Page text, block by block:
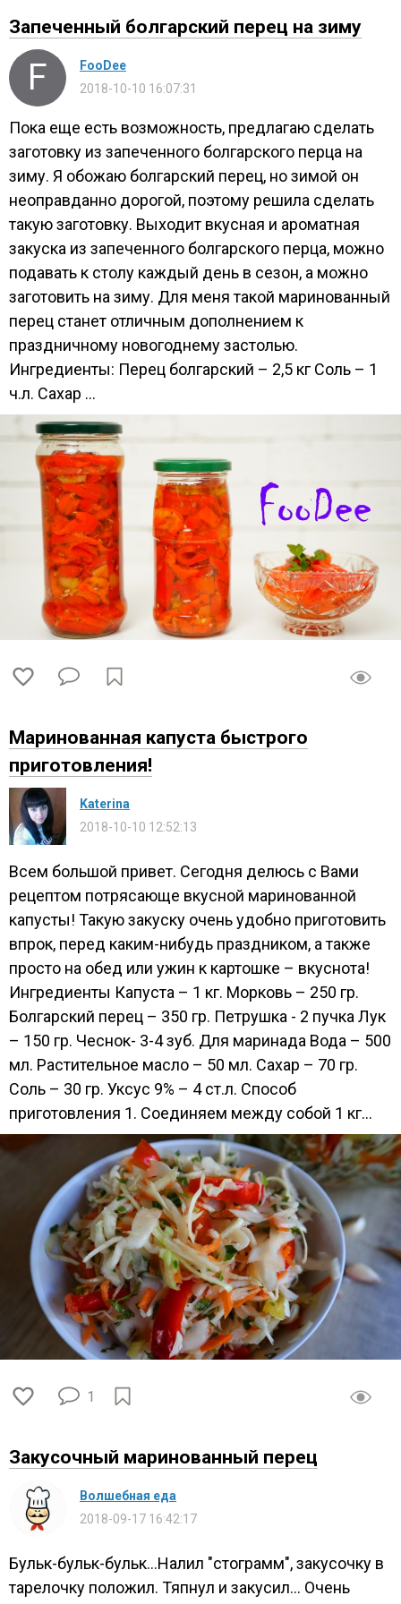
Запеченный болгарский перец на зиму
FooDee
2018-10-10 16:07:31
Пока еще есть возможность, предлагаю сделать
заготовку из запеченного болгарского перца на
зиму. Я обожаю болгарский перец, но зимой он
неоправданно дорогой, поэтому решила сделать
такую заготовку. Выходит вкусная и ароматная
закуска из запеченного болгарского перца, можно
подавать к столу каждый день в сезон, а можно
заготовить на зиму. Для меня такой маринованный
перец станет отличным дополнением к
праздничному новогоднему застолью.
Ингредиенты: Перец болгарский – 2,5 кг Соль – 1
ч.л. Сахар ...
Маринованная капуста быстрого
приготовления!
Katerina
2018-10-10 12:52:13
Всем большой привет. Сегодня делюсь с Вами
рецептом потрясающе вкусной маринованной
капусты! Такую закуску очень удобно приготовить
впрок, перед каким-нибудь праздником, а также
просто на обед или ужин к картошке – вкуснота!
Ингредиенты Капуста – 1 кг. Морковь – 250 гр.
Болгарский перец – 350 гр. Петрушка - 2 пучка Лук
– 150 гр. Чеснок- 3-4 зуб. Для маринада Вода – 500
мл. Растительное масло – 50 мл. Сахар – 70 гр.
Соль – 30 гр. Уксус 9% – 4 ст.л. Способ
приготовления 1. Соединяем между собой 1 кг...
1
Закусочный маринованный перец
Волшебная еда
2018-09-17 16:42:17
Бульк-бульк-бульк...Налил "стограмм", закусочку в
тарелочку положил. Тяпнул и закусил... Очень